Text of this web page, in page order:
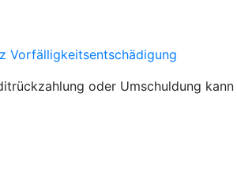
Vorfälligkeitsentschädigung
oder Umschuldung kann